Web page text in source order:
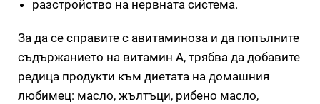
разстройство на нервната система.
За да се справите с авитаминоза и да попълните
съдържанието на витамин А, трябва да добавите
редица продукти към диетата на домашния
любимец: масло, жълтъци, рибено масло,